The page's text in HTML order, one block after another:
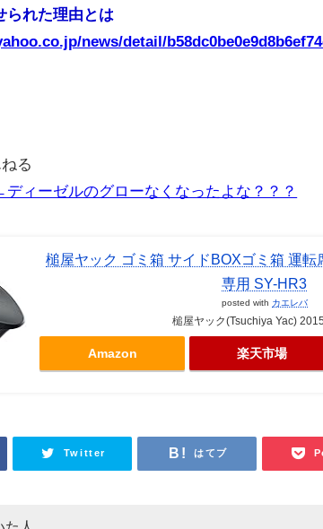
られた理由とは
news/detail/
る
ディーゼルのグローなくなったよな？？？
槌屋ヤック ゴミ箱 サイドBOXゴミ箱 運転
専用 SY-HR3
posted with カエレバ
槌屋ヤック(Tsuchiya Yac)
Amazon 楽天市場
Twitter はてブ